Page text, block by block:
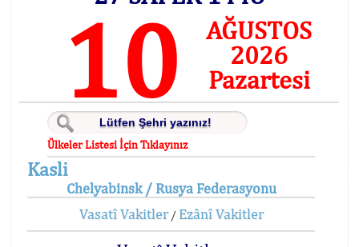
10
AĞUSTOS
2026
Pazartesi
Ülkeler Listesi İçin Tıklayınız
Kasli
Chelyabinsk / Rusya Federasyonu
Vasatî Vakitler/ Ezânî Vakitler